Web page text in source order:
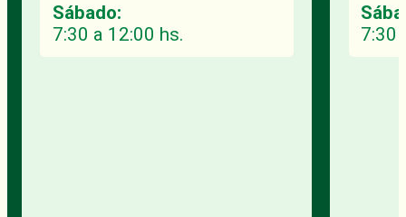
Sábado:
7:30 a 12:00 hs.
7:30